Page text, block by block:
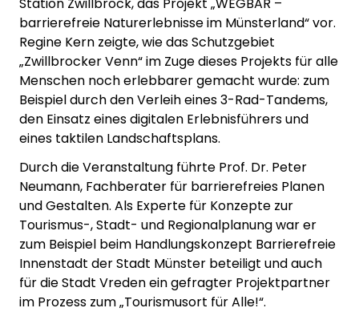
barrierefreie Naturerlebnisse im Münsterland“ vor.
Regine Kern zeigte, wie das Schutzgebiet
„Zwillbrocker Venn“ im Zuge dieses Projekts für alle
Menschen noch erlebbarer gemacht wurde: zum
Beispiel durch den Verleih eines 3-Rad-Tandems,
den Einsatz eines digitalen Erlebnisführers und
eines taktilen Landschaftsplans.
Durch die Veranstaltung führte Prof. Dr. Peter
Neumann, Fachberater für barrierefreies Planen
und Gestalten. Als Experte für Konzepte zur
Tourismus-, Stadt- und Regionalplanung war er
zum Beispiel beim Handlungskonzept Barrierefreie
Innenstadt der Stadt Münster beteiligt und auch
für die Stadt Vreden ein gefragter Projektpartner
im Prozess zum „Tourismusort für Alle!“.